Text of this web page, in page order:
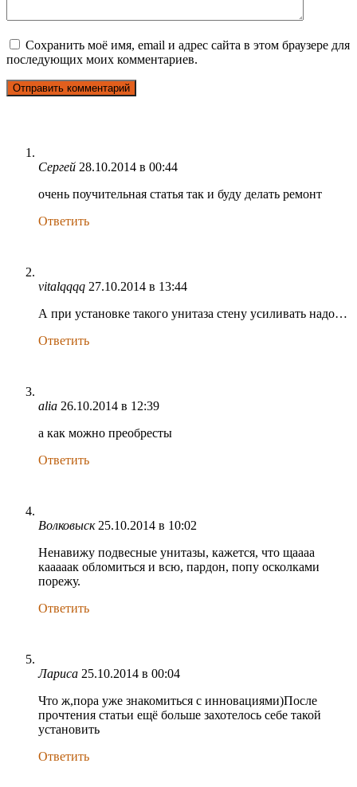
Сохранить моё имя, email и адрес сайта в этом браузере для
последующих моих комментариев.
Сергей 28.10.2014 в 00:44
очень поучительная статья так и буду делать ремонт
Ответить
vitalqqqq 27.10.2014 в 13:44
А при установке такого унитаза стену усиливать надо…
Ответить
alia 26.10.2014 в 12:39
а как можно преобресты
Ответить
Волковыск 25.10.2014 в 10:02
Ненавижу подвесные унитазы, кажется, что щаааа
кааааак обломиться и всю, пардон, попу осколками
порежу.
Ответить
Лариса 25.10.2014 в 00:04
Что ж,пора уже знакомиться с инновациями)После
прочтения статьи ещё больше захотелось себе такой
установить
Ответить